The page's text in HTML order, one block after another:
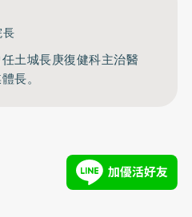
土城長庚復健科主治醫
長。